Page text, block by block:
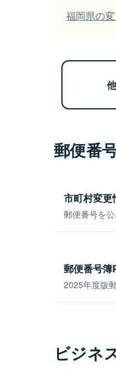
福岡県の
郵便番
市町村変更
郵便番号を
郵便番号簿
2025年度版
ビジネ